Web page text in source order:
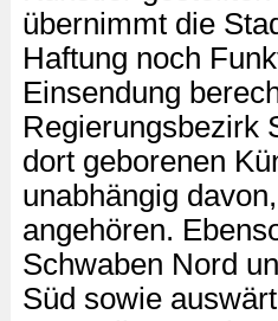
übernimmt die
Haftung noch
Einsendung
Regierungsbezirk
dort geborenen
unabhängig
angehören.
Schwaben Nord
Süd sowie